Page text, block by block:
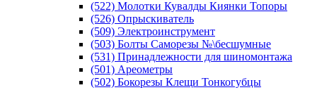
(522) Молотки Кувалды Киянки Топоры
(526) Опрыскиватель
(509) Электроинструмент
(503) Болты Саморезы №\бесшумные
(531) Принадлежности для шиномонтажа
(501) Ареометры
(502) Бокорезы Клещи Тонкогубцы